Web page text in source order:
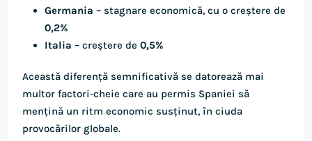
Germania – stagnare economică, cu o creștere de
0,2%
Italia – creștere de 0,5%
Această diferență semnificativă se datorează mai
multor factori-cheie care au permis Spaniei să
mențină un ritm economic susținut, în ciuda
provocărilor globale.